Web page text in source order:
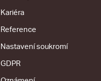
Kariéra
Reference
Nastavení soukromí
GDPR